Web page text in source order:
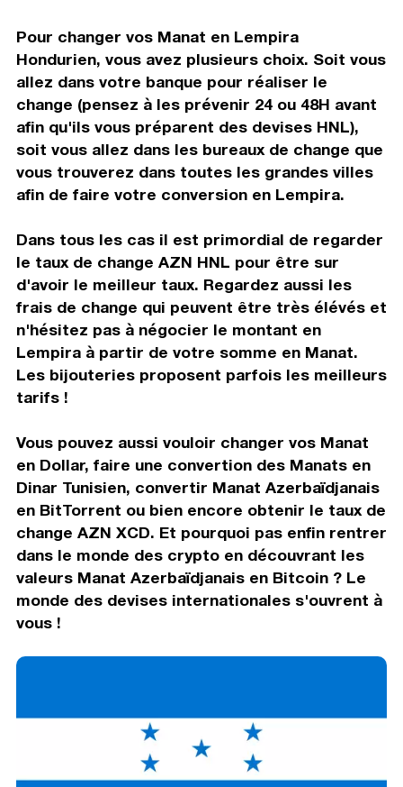
Pour changer vos Manat en Lempira
Hondurien, vous avez plusieurs choix. Soit vous
allez dans votre banque pour réaliser le
change (pensez à les prévenir 24 ou 48H avant
afin qu'ils vous préparent des devises HNL),
soit vous allez dans les bureaux de change que
vous trouverez dans toutes les grandes villes
afin de faire votre conversion en Lempira.
Dans tous les cas il est primordial de regarder
le taux de change AZN HNL pour être sur
d'avoir le meilleur taux. Regardez aussi les
frais de change qui peuvent être très élévés et
n'hésitez pas à négocier le montant en
Lempira à partir de votre somme en Manat.
Les bijouteries proposent parfois les meilleurs
tarifs !
Vous pouvez aussi vouloir changer vos Manat
en Dollar, faire une convertion des Manats en
Dinar Tunisien, convertir Manat Azerbaïdjanais
en BitTorrent ou bien encore obtenir le taux de
change AZN XCD. Et pourquoi pas enfin rentrer
dans le monde des crypto en découvrant les
valeurs Manat Azerbaïdjanais en Bitcoin ? Le
monde des devises internationales s'ouvrent à
vous !